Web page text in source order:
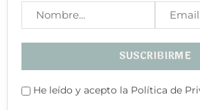
He leído y acepto la Política de